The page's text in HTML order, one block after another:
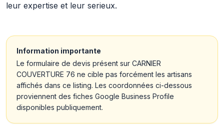
leur expertise et leur serieux.
Information importante
Le formulaire de devis présent sur CARNIER
COUVERTURE 76 ne cible pas forcément les artisans
affichés dans ce listing. Les coordonnées ci-dessous
proviennent des fiches Google Business Profile
disponibles publiquement.